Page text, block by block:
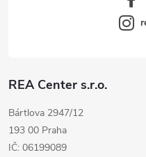
REA Center s.r.o.
Bártlova 2947/12
193 00 Praha
IČ: 06199089